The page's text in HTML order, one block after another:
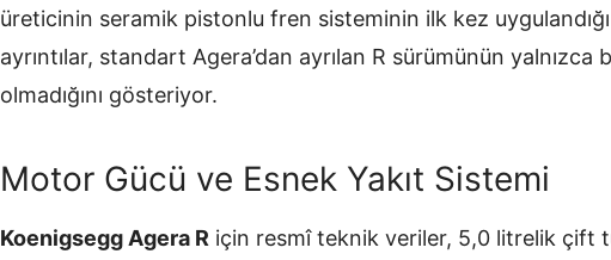
üreticinin seramik pistonlu fren sisteminin ilk kez
ayrıntılar, standart Agera’dan ayrılan R sürümünün
olmadığını gösteriyor.
Motor Gücü ve Esnek Yakıt Sistemi
Koenigsegg Agera R için resmî teknik veriler, 5,0 litrelik çift